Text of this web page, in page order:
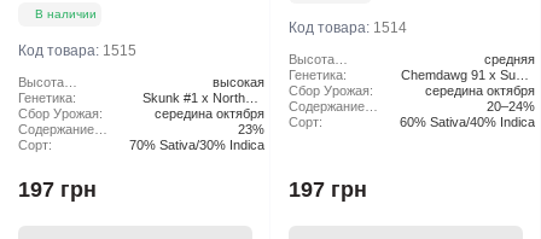
В наличии
Код товара: 1515
Высота
растения:
высокая
Генетика:
Skunk #1 x Northern
Lights x Haze
Сбор Урожая:
середина октября
Содержание
ТГК:
23%
Сорт:
70% Sativa/30% Indica
197 грн
Код товара: 1514
Высота
растения:
средняя
Генетика:
Chemdawg 91 x Super
Skunk
Сбор Урожая:
середина октября
Содержание
ТГК:
20–24%
Сорт:
60% Sativa/40% Indica
197 грн